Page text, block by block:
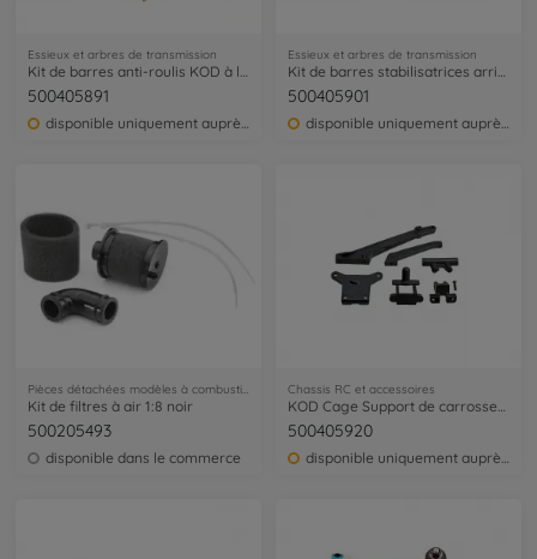
Essieux et arbres de transmission
500405891
Essieux et arbres de transmission
500405901
Pièces détachées modèles à combustion
Kit de filtres à air 1:8 noir
500205493
disponible dans le commerce
Chassis RC et accessoires
KOD Cage Support de carrosserie (2)
500405920
disponible uniquement auprès du service clientèle